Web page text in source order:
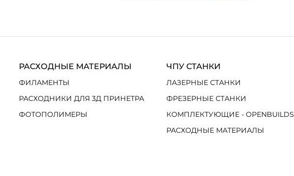
РАСХОДНЫЕ МАТЕРИАЛЫ
ФИЛАМЕНТЫ
РАСХОДНИКИ ДЛЯ 3Д ПРИНЕТРА
ФОТОПОЛИМЕРЫ
ЧПУ СТАНКИ
ЛАЗЕРНЫЕ СТАНКИ
ФРЕЗЕРНЫЕ СТАНКИ
КОМПЛЕКТУЮЩИЕ - OPENBUILDS
РАСХОДНЫЕ МАТЕРИАЛЫ